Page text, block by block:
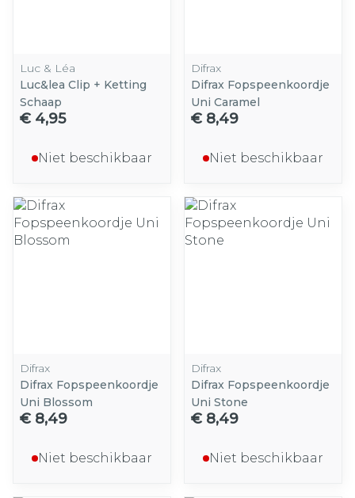
Luc & Léa
Luc&lea Clip + Ketting
Schaap
€ 4,95
Niet beschikbaar
Difrax
Difrax Fopspeenkoordje
Uni Caramel
€ 8,49
Niet beschikbaar
Difrax
Difrax Fopspeenkoordje
Uni Blossom
€ 8,49
Niet beschikbaar
Difrax
Difrax Fopspeenkoordje
Uni Stone
€ 8,49
Niet beschikbaar